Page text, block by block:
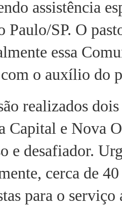
assistência
Paulo/SP. O
essa
o auxílio do
realizados
Capital e Nova
e desafiador.
cerca de
para o serviço